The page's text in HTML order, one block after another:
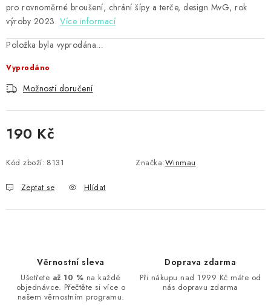
POUZDRA
pro rovnoměrné broušení, chrání šípy a terče, design MvG, rok
výroby 2023. Více informací
Položka byla vyprodána…
Vyprodáno
Možnosti doručení
190 Kč
Kód zboží: 8131 Značka:Winmau
Zeptat se Hlídat
Věrnostní sleva
Ušetřete až 10 % na každé
objednávce. Přečtěte si více o
našem věrnostním programu.
Doprava zdarma
Při nákupu nad 1999 Kč máte od
nás dopravu zdarma